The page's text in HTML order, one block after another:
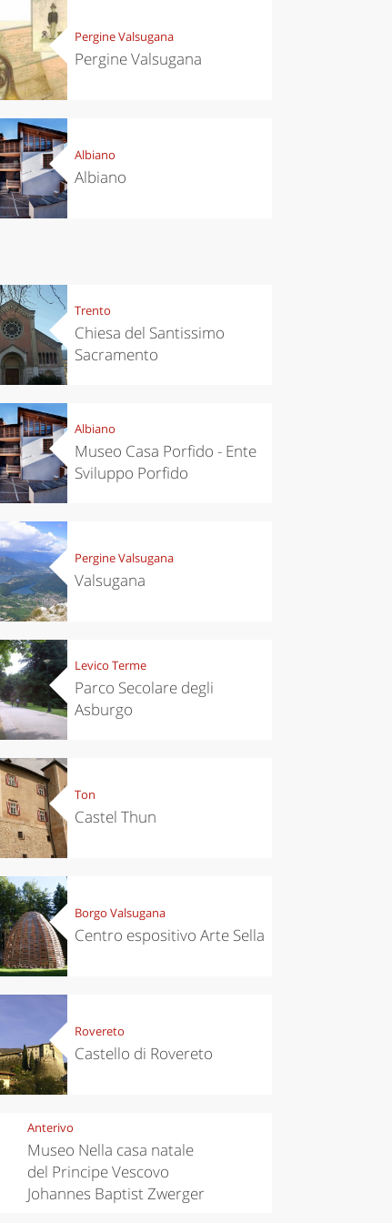
Pergine Valsugana
Pergine Valsugana
Albiano
Albiano
Trento
Chiesa del Santissimo
Sacramento
Albiano
Museo Casa Porfido - Ente
Sviluppo Porfido
Pergine Valsugana
Valsugana
Levico Terme
Parco Secolare degli
Asburgo
Ton
Castel Thun
Borgo Valsugana
Centro espositivo Arte Sella
Rovereto
Castello di Rovereto
Anterivo
Museo Nella casa natale
del Principe Vescovo
Johannes Baptist Zwerger